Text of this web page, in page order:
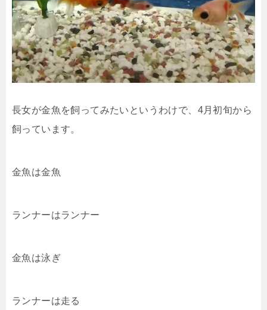
長女が金魚を飼ってみたいというわけで、4月初旬から
飼っています。
金魚は金魚
ランナーはランナー
金魚は泳ぎ
ランナーは走る